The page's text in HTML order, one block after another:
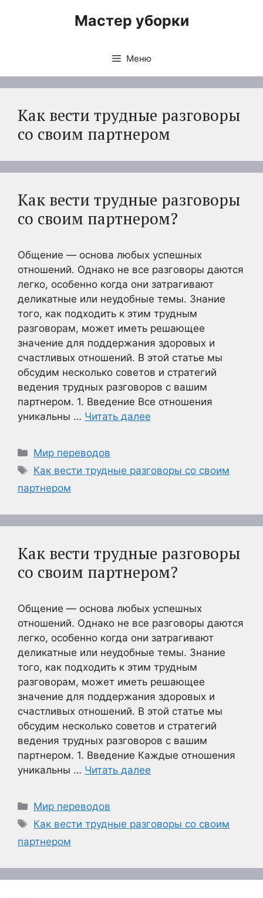
Мастер уборки
Меню
Как вести трудные разговоры
со своим партнером
Как вести трудные разговоры
со своим партнером?
Общение — основа любых успешных
отношений. Однако не все разговоры даются
легко, особенно когда они затрагивают
деликатные или неудобные темы. Знание
того, как подходить к этим трудным
разговорам, может иметь решающее
значение для поддержания здоровых и
счастливых отношений. В этой статье мы
обсудим несколько советов и стратегий
ведения трудных разговоров с вашим
партнером. 1. Введение Все отношения
уникальны … Читать далее
Рубрики
Мир переводов
Метки
Как вести трудные разговоры со своим
партнером
Как вести трудные разговоры
со своим партнером?
Общение — основа любых успешных
отношений. Однако не все разговоры даются
легко, особенно когда они затрагивают
деликатные или неудобные темы. Знание
того, как подходить к этим трудным
разговорам, может иметь решающее
значение для поддержания здоровых и
счастливых отношений. В этой статье мы
обсудим несколько советов и стратегий
ведения трудных разговоров с вашим
партнером. 1. Введение Каждые отношения
уникальны … Читать далее
Рубрики
Мир переводов
Метки
Как вести трудные разговоры со своим
партнером